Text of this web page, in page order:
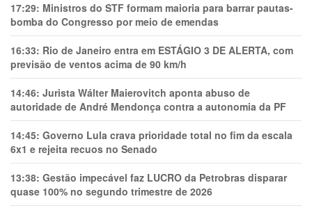
17:29: Ministros do STF formam maioria para barrar pautas-
bomba do Congresso por meio de emendas
16:33: Rio de Janeiro entra em ESTÁGIO 3 DE ALERTA, com
previsão de ventos acima de 90 km/h
14:46: Jurista Wálter Maierovitch aponta abuso de
autoridade de André Mendonça contra a autonomia da PF
14:45: Governo Lula crava prioridade total no fim da escala
6x1 e rejeita recuos no Senado
13:38: Gestão impecável faz LUCRO da Petrobras disparar
quase 100% no segundo trimestre de 2026